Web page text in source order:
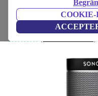
Sonos Play:1
Svart